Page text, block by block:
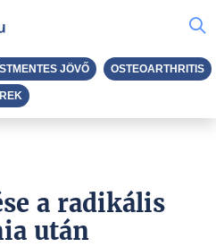
a radikális
után
JÖVŐ OSTEOARTHRITIS